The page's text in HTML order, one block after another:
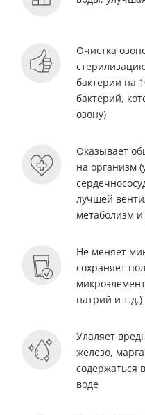
Очистка
бактерии на
бактерий,
озону)
Оказывает
на организм
лучшей
метаболизм и
Не меняет
сохраняет
натрий и т.д.)
Улаляет
железо,
содержаться
воде